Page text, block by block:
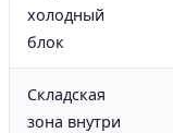
холодный
блок
Складская
зона внутри